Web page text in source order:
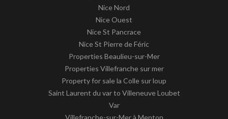
Nice Nord
Nice Ouest
Nice St Pancrace
Nice St Pierre de Féric
Properties Beaulieu-sur-Mer
Properties Villefranche sur mer
Property for sale la Colle sur loup
Saint Laurent du var to Villeneuve Loubet
Var
Villefranche-sur-Mer à Menton